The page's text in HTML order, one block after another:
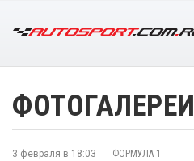
ФОТОГАЛЕРЕИ
3 февраля в 18:03 ФОРМУЛА 1